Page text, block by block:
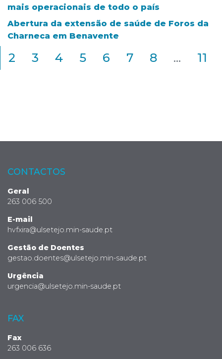
mais operacionais de todo o país
Abertura da extensão de saúde de Foros da
Charneca em Benavente
2 3 4 5 6 7 8 ... 11
CONTACTOS
Geral
263 006 500
E-mail
hvfxira@ulsetejo.min-saude.pt
Gestão de Doentes
gestao.doentes@ulsetejo.min-saude.pt
Urgência
urgencia@ulsetejo.min-saude.pt
FAX
Fax
263 006 636